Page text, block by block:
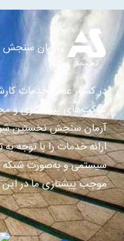
آرمان سنجش
در کشور عمده خدمات
شرکت‌های پیمانکاری و
آرمان سنجش نخستین
ارائه خدمات را با توجه
سیستمی و به‌صورت شبکه
موجب پیشتازی ما در